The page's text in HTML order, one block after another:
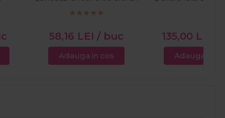
argan, ricin si ulei de
58,16 LEI / buc
Adauga in cos
135,00 LEI
Adauga in